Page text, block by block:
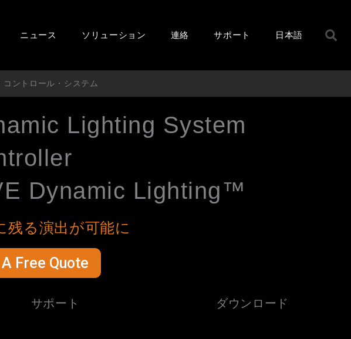
ニュース ソリューション 連絡 サポート 日本語
ントロール・システム
Lighting System
Dynamic Lighting™
残る演出が可能に
Free Quote
サポート ダウンロード